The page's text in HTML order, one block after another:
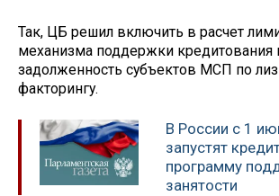
Так, ЦБ решил включить в расчет
механизма поддержки кредитования
задолженность субъектов МСП по
факторингу.
В России с 1
запустят
программу
занятости